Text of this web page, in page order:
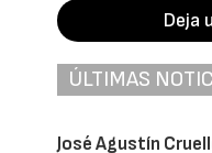
Deja
ÚLTIMAS
José Agustín